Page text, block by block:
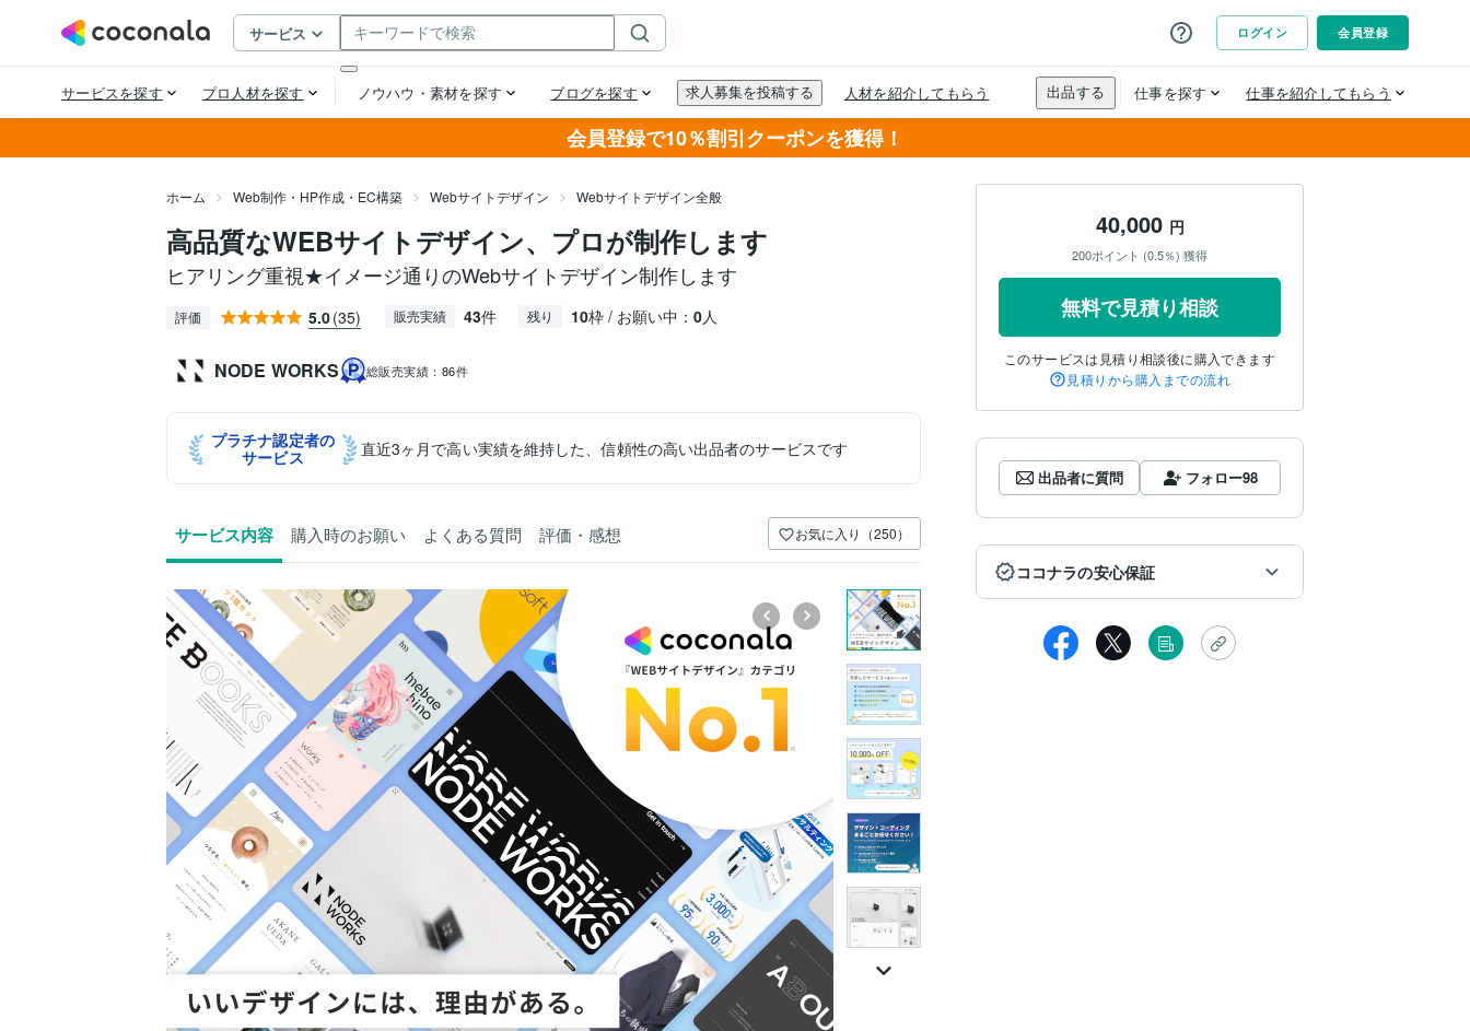
会員登録で10％割引クーポンを獲得！
ホーム Web制作・HP作成・EC構築 Webサイトデザイン Webサイトデザイン全般
高品質なWEBサイトデザイン、プロが制作します
ヒアリング重視★イメージ通りのWebサイトデザイン制作します
評価 5.0(35) 販売実績 43件 残り 10枠 / お願い中： 0人
NODE WORKS 総販売実績： 86件
プラチナ認定者の
サービス
直近3ヶ月で高い実績を維持した、信頼性の高い出品者のサービスです
サービス内容 購入時のお願い よくある質問 評価・感想 お気に入り（250）
40,000 円
200ポイント (0.5％) 獲得
無料で見積り相談
このサービスは見積り相談後に購入できます
見積りから購入までの流れ
出品者に質問 フォロー98
ココナラの安心保証